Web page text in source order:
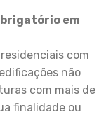
em
com
não
com mais de
finalidade ou